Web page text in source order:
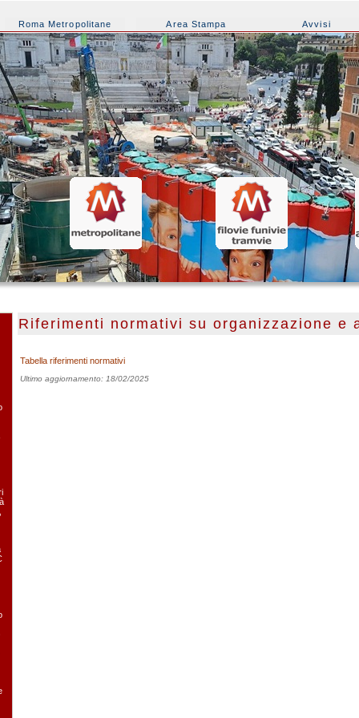
Roma Metropolitane Area Stampa Avvisi
Riferimenti normativi su organizzazione e
Tabella riferimenti normativi
Ultimo aggiornamento: 18/02/2025